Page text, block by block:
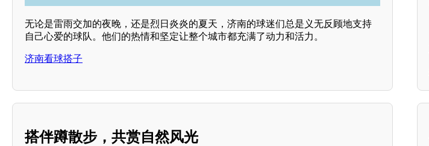
无论是雷雨交加的夜晚，还是烈日炎炎的夏天，济南的球迷们总是义无反顾地支持
自己心爱的球队。他们的热情和坚定让整个城市都充满了动力和活力。
济南看球搭子
搭伴蹲散步，共赏自然风光